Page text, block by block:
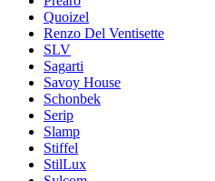
Quoizel
Renzo Del Ventisette
SLV
Sagarti
Savoy House
Schonbek
Serip
Slamp
Stiffel
StilLux